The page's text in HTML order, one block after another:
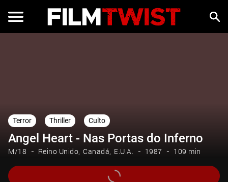
Terror Thriller Culto
Angel Heart - Nas Portas do Inferno
M/18 Reino Unido Canadá E.U.A. 1987 109 min